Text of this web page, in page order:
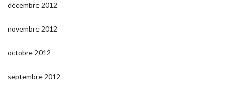
décembre 2012
novembre 2012
octobre 2012
septembre 2012